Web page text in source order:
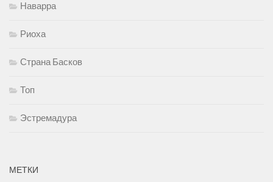
Наварра
Риоха
Страна Басков
Топ
Эстремадура
МЕТКИ